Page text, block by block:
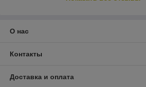
О нас
Контакты
Доставка и оплата